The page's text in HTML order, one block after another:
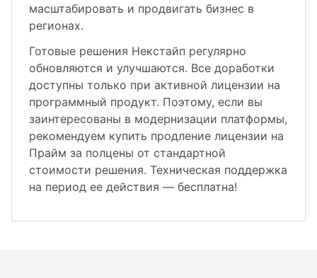
масштабировать и продвигать бизнес в
регионах.
Готовые решения Некстайп регулярно
обновляются и улучшаются. Все доработки
доступны только при активной лицензии на
программный продукт. Поэтому, если вы
заинтересованы в модернизации платформы,
рекомендуем купить продление лицензии на
Прайм за полцены от стандартной
стоимости решения. Техническая поддержка
на период ее действия — бесплатна!